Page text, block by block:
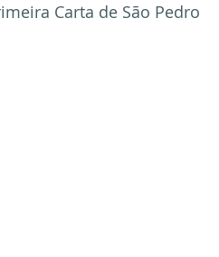
Carta de São Pedro